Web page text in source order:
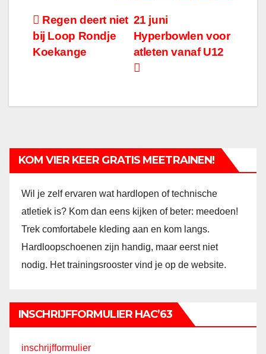
Bericht
navigatie
21 juni
Hyperbowlen voor
atleten vanaf U12
Regen deert niet
bij Loop Rondje
Koekange
KOM VIER KEER GRATIS MEETRAINEN!
Wil je zelf ervaren wat hardlopen of technische
atletiek is? Kom dan eens kijken of beter: meedoen!
Trek comfortabele kleding aan en kom langs.
Hardloopschoenen zijn handig, maar eerst niet
nodig. Het trainingsrooster vind je op de website.
INSCHRIJFFORMULIER HAC’63
inschrijfformulier